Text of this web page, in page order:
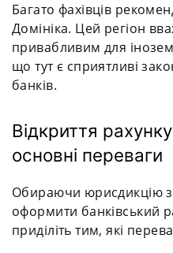
Багато фахівців
Домініка. Цей регіон
привабливим для
що тут є сприятливі
банків.
Відкриття
основні переваги
Обираючи юрисдикцію
оформити банківський
приділіть тим, які